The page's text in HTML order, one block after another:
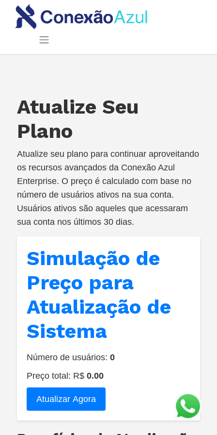
Atualize Seu
Plano
Atualize seu plano para continuar aproveitando
os recursos avançados da Conexão Azul
Enterprise. O preço é calculado com base no
número de usuários ativos na sua conta.
Usuários ativos são aqueles que acessaram
sua conta nos últimos 30 dias.
Simulação de
Preço para
Atualização de
Sistema
Número de usuários: 0
Preço total: R$ 0.00
Atualizar Agora